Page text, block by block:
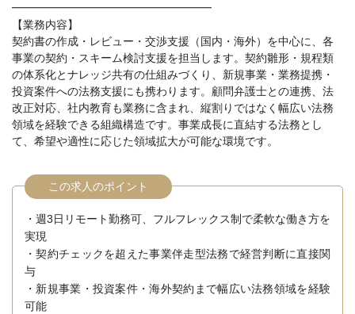
━━━━━━━━━━━━━━━━━━
【業務内容】
契約書の作成・レビュー・交渉支援（国内・海外）を中心に、各
事業の契約・スキーム検討支援を担当します。契約雛形・規程類
の体系化とナレッジ共有の仕組みづくり、新規事業・業務提携・
投資案件への法務支援にも携わります。顧問弁護士との連携、法
改正対応、社内教育も業務に含まれ、縦割りではなく幅広い法務
領域を経験できる組織構造です。事業成長に直結する法務とし
て、希望や適性に応じた領域拡大が可能な環境です。
この求人のポイント
・週3日リモート勤務可、フルフレックス制で柔軟な働き方を
実現
・契約チェックを超えた事業伴走型法務で経営判断に直接関
与
・新規事業・投資案件・海外契約まで幅広い法務領域を経験
可能